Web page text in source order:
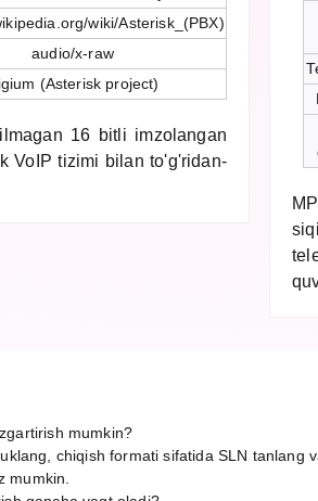
wiki/Asterisk_(PBX)
audio/x-raw
(Asterisk project)
16 bitli imzolangan
VoIP tizimi bilan to'g'ridan-
mumkin?
chiqish formati sifatida SLN
mumkin.